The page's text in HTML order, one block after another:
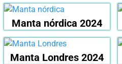
Manta nórdica 2024
Manta Londres 2024